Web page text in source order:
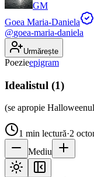
GM
Goea Maria-Daniela
@goea-maria-daniela
Urmărește
Poezieepigram
Idealistul (1)
(se apropie
1 min lectură·2
Mediu